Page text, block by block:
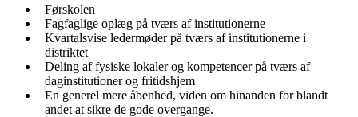
Førskolen
Fagfaglige oplæg på tværs af institutionerne
Kvartalsvise ledermøder på tværs af institutionerne i
distriktet
Deling af fysiske lokaler og kompetencer på tværs af
daginstitutioner og fritidshjem
En generel mere åbenhed, viden om hinanden for blandt
andet at sikre de gode overgange.